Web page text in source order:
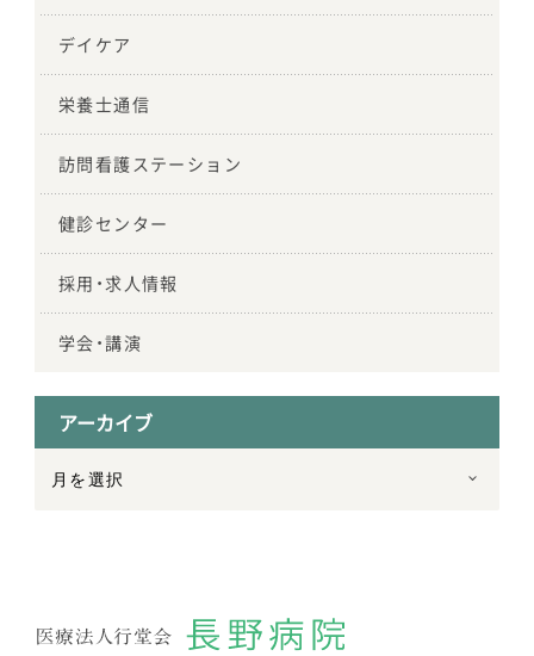
デイケア
栄養士通信
訪問看護ステーション
健診センター
採用・求人情報
学会・講演
アーカイブ